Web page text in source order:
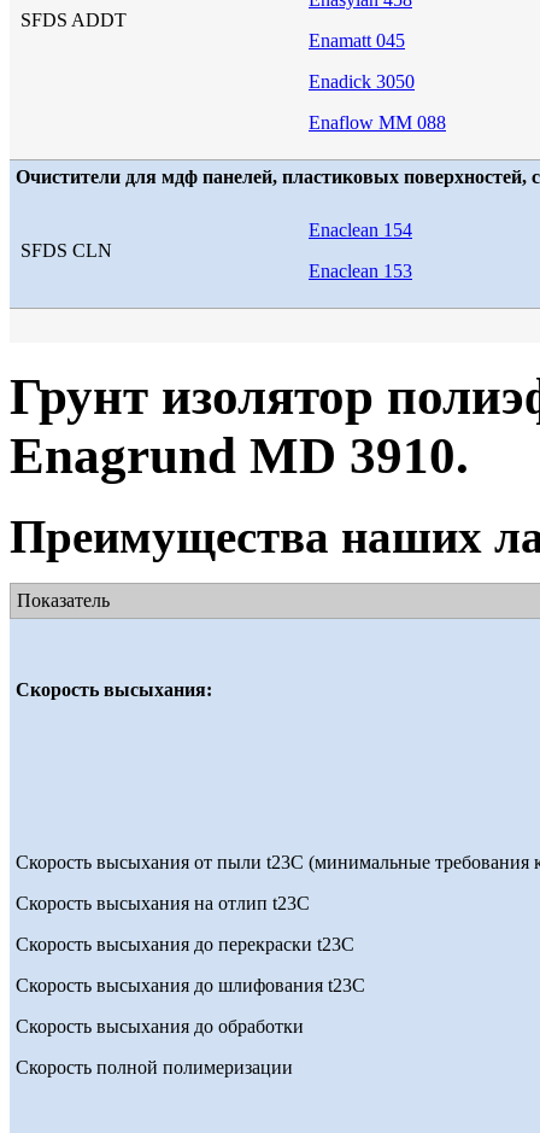
SFDS ADDT
Enamatt 045
Enadick 3050
Enaflow MM 088
Очистители для мдф панелей, пластиковых поверхностей,
SFDS CLN
Enaclean 154
Enaclean 153
Грунт изолятор
Enagrund MD 3910.
Преимущества наших
Показатель
Скорость высыхания:
Скорость высыхания от пыли t23С (минимальные требования
Скорость высыхания на отлип t23С
Скорость высыхания до перекраски t23С
Скорость высыхания до шлифования t23С
Скорость высыхания до обработки
Скорость полной полимеризации